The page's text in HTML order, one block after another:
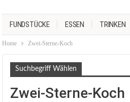
FUNDSTÜCKE ESSEN TRINKEN
Home Zwei-Sterne-Koch
Suchbegriff Wählen
Zwei-Sterne-Koch